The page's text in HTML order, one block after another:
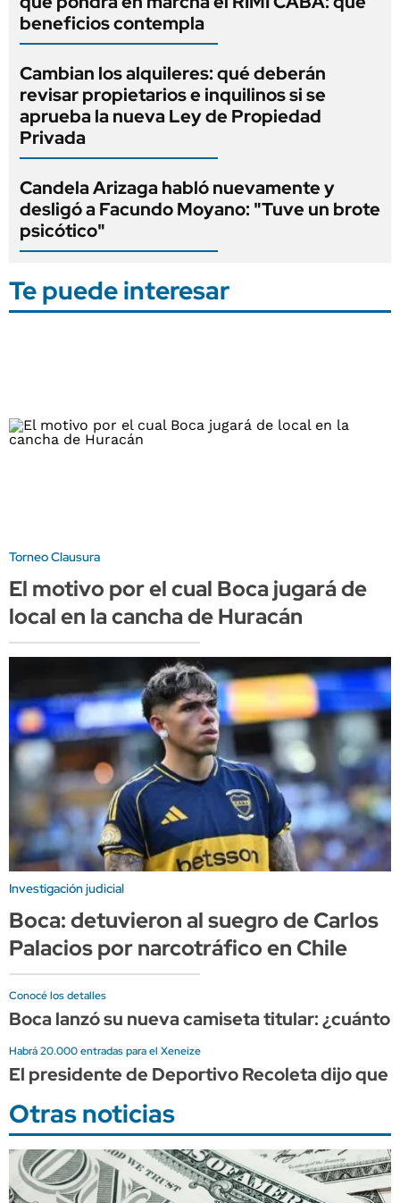
beneficios contempla
Cambian los alquileres: qué deberán
revisar propietarios e inquilinos si se
aprueba la nueva Ley de Propiedad
Privada
Candela Arizaga habló nuevamente y
desligó a Facundo Moyano: "Tuve un brote
psicótico"
Te puede interesar
Torneo Clausura
El motivo por el cual Boca jugará de
local en la cancha de Huracán
Investigación judicial
Boca: detuvieron al suegro de Carlos
Palacios por narcotráfico en Chile
Conocé los detalles
Boca lanzó su nueva camiseta titular: ¿cuánto
Habrá 20.000 entradas para el Xeneize
El presidente de Deportivo Recoleta dijo que
Otras noticias